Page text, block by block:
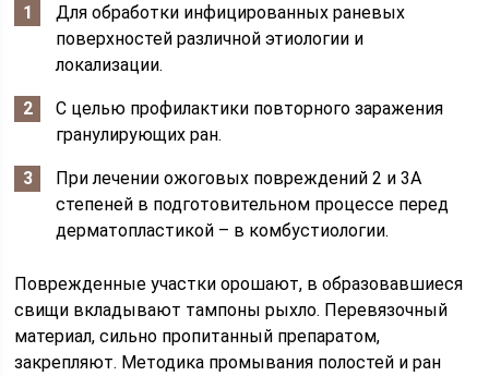
Для обработки инфицированных раневых
поверхностей различной этиологии и
локализации.
С целью профилактики повторного заражения
гранулирующих ран.
При лечении ожоговых повреждений 2 и 3А
степеней в подготовительном процессе перед
дерматопластикой – в комбустиологии.
Поврежденные участки орошают, в образовавшиеся
свищи вкладывают тампоны рыхло. Перевязочный
материал, сильно пропитанный препаратом,
закрепляют. Методика промывания полостей и ран